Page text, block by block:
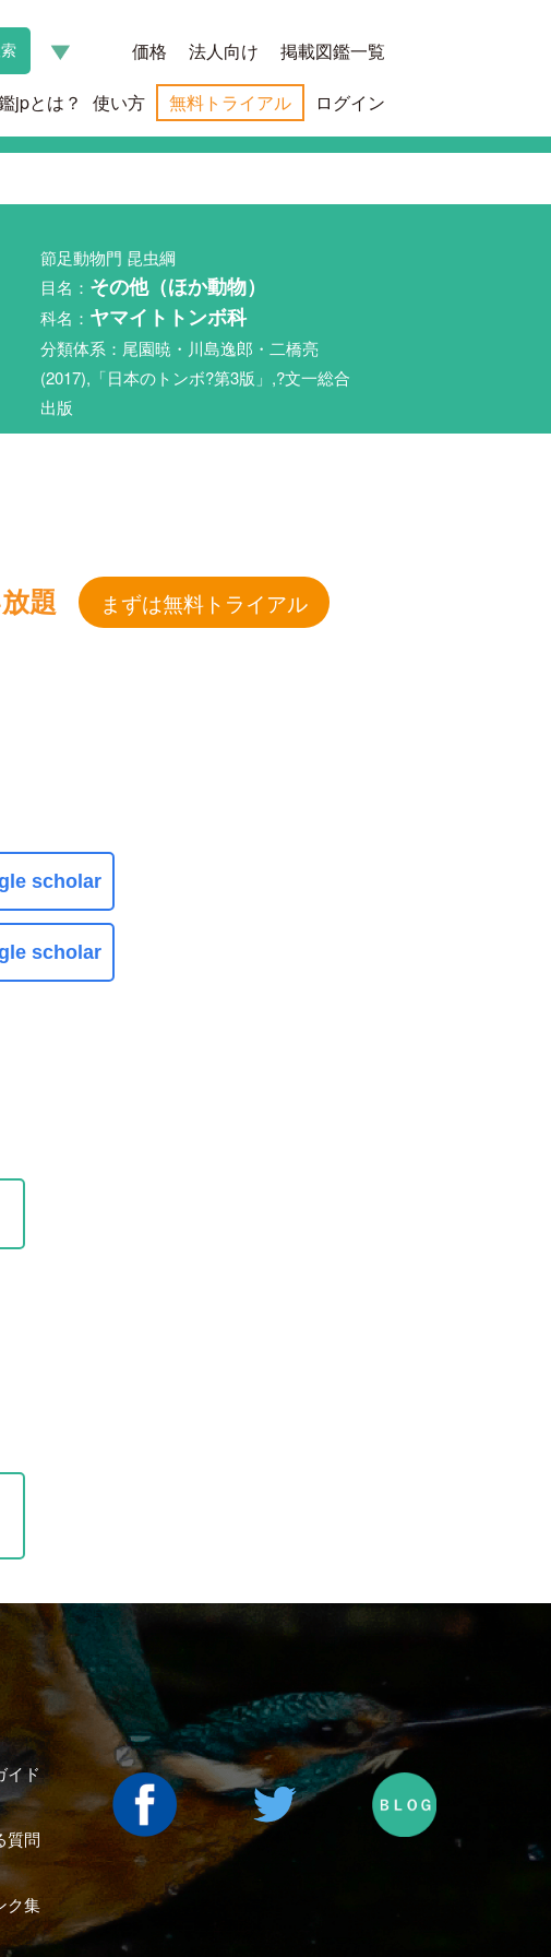
価格 法人向け 掲載図鑑一覧
jpとは？ 使い方 無料トライアル ログイン
節足動物門 昆虫綱
目名： その他（ほか動物）
科名： ヤマイトトンボ科
分類体系：尾園暁・川島逸郎・二橋亮
(2017),「日本のトンボ?第3版」,?文一総合
出版
題 まずは無料トライアル
scholar
scholar
イド
質問
ク集